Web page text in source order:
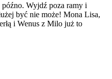
Wyjdź poza ramy i
być nie może! Mona Lisa,
i Wenus z Milo już to